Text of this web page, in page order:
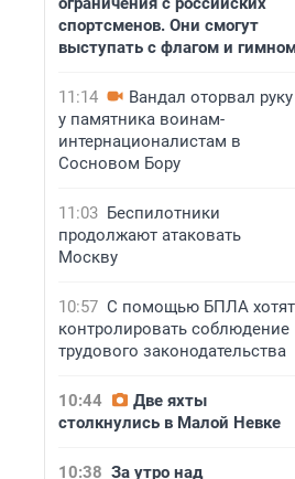
спортсменов. Они смогут
выступать с флагом и
11:14
Вандал оторвал руку
у памятника воинам-
интернационалистам в
Сосновом Бору
11:03 Беспилотники
продолжают атаковать
Москву
10:57 С помощью БПЛА хотят
контролировать соблюдение
трудового законодательства
10:44
Две яхты
столкнулись в Малой Невке
10:38 За утро над